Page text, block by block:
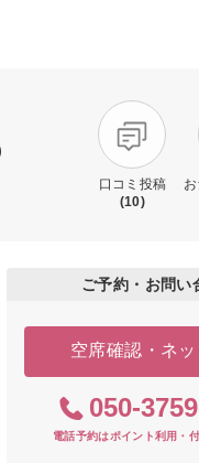
口コミ投稿
(10)
ご予約・お問い
空席確認・ネ
050-
電話予約はポイント利用・